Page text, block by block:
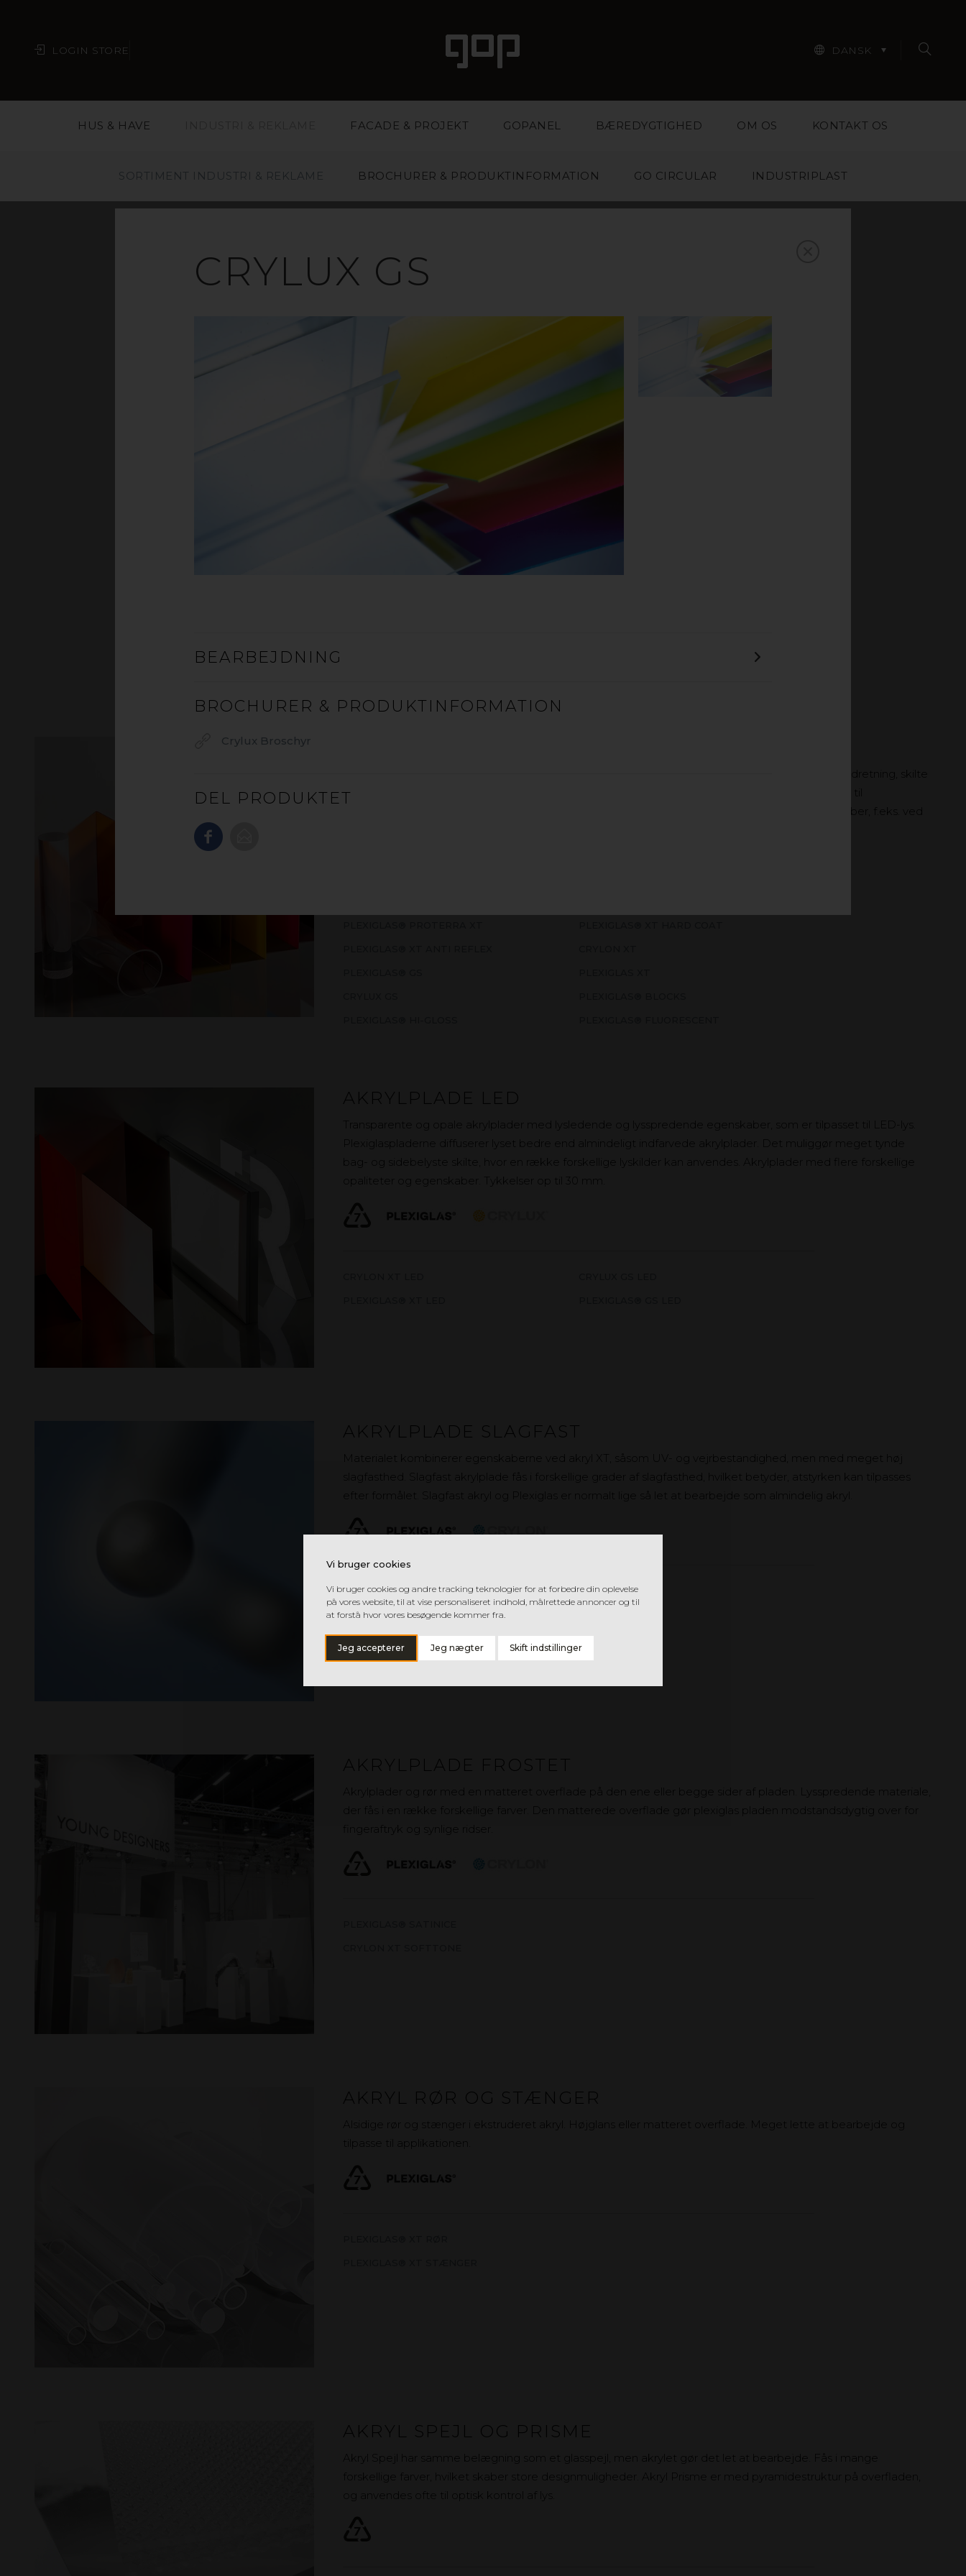
Vi bruger cookies
Vi bruger cookies og andre tracking teknologier for at forbedre din oplevelse
på vores website, til at vise personaliseret indhold, målrettede annoncer og til
at forstå hvor vores besøgende kommer fra.
Jeg accepterer Jeg nægter Skift indstillinger
LOGIN STORE DANSK
HUS & HAVE FACADE & PROJEKT GOPANEL BÆREDYGTIGHED OM OS KONTAKT OS
SORTIMENT INDUSTRI & REKLAME BROCHURER & PRODUKTINFORMATION GO CIRCULAR INDUSTRIPLAST
CRYLUX GS
BEARBEJDNING
BROCHURER & PRODUKTINFORMATION
Crylux Broschyr
DEL PRODUKTET
AKRYL/PLEXIGLAS
HVAD ER AKRYL?
Akryl er et alsidigt materiale, som mange sætter pris på takket være dets høje transparens,
slagfasthed og UV-stabilitet. Akrylplader i plexiglas produceres på to forskellige måder: Akryl XT
fremstilles i en ekstruder, og akryl GS støbes mellem to glasplader. Akryl er som udgangspunkt
helt farveløst, men det kan indfarves til en uendelig mængde af farver. Akryl kan genanvendes.
FORDELENE VED PLEXIGLAS® OG CRYLON AF AKRYL
› Akrylplader og plexiglas fås i forskellige egenskaber og design
› Høj gennemsigtighed og optisk klarhed
› Nogle akrylplader har lysledende og lysspredende egenskaber - perfekt til lyskilder
› Akryl er et alsidigt materiale, der er let at bearbejde
› Høj slagfasthed og UV-stabilitet
Ekstruderede (XT) og støbte (GS) akrylplader, der passer til en bred vifte af applikationer, f.eks. indretning, skilte
og grafisk materiale. Ekstruderede akrylplader har bedre tykkelsestolerancer og egner sig bedre til
varmformning. Støbte akrylplader anvendes, når materialet kræver gode bearbejdningsegenskaber, f.eks. ved
AKRYLPLADE LED
Transparente og opale akrylplader med lysledende og lysspredende egenskaber, som er tilpasset til LED-lys.
Plexiglaspladerne diffuserer lyset bedre end almindeligt indfarvede akrylplader. Det muliggør meget tynde
bag- og sidebelyste skilte, hvor en række forskellige lyskilder kan anvendes. Akrylplader med flere forskellige
opaliteter og egenskaber. Tykkelser op til 30 mm.
AKRYLPLADE SLAGFAST
Materialet kombinerer egenskaberne ved akryl XT, såsom UV- og vejrbestandighed, men med meget høj
slagfasthed. Slagfast akrylplade fås i forskellige grader af slagfasthed, hvilket betyder, atstyrken kan tilpasses
efter formålet. Slagfast akryl og Plexiglas er normalt lige så let at bearbejde som almindelig akryl.
PLEXIGLAS® RESIST
CRYLON XT HIGH IMPACT
Akrylplader og rør med en matteret overflade på den ene eller begge sider af pladen. Lysspredende materiale,
der fås i en række forskellige farver. Den matterede overflade gør plexiglas pladen modstandsdygtig over for
fingeraftryk og synlige ridser.
AKRYL RØR OG STÆNGER
Alsidige rør og stænger i ekstruderet akryl. Højglans eller matteret overflade. Meget lette at bearbejde og
tilpasse til applikationen.
AKRYL SPEJL OG PRISME
Akryl Spejl har samme belægning som et glasspejl, men akrylet gør det let at bearbejde. Fås i mange
forskellige farver, hvilket skaber store designmuligheder. Akryl Prisme er med pyramidestruktur på overfladen,
og anvendes ofte til optisk kontrol af lys.